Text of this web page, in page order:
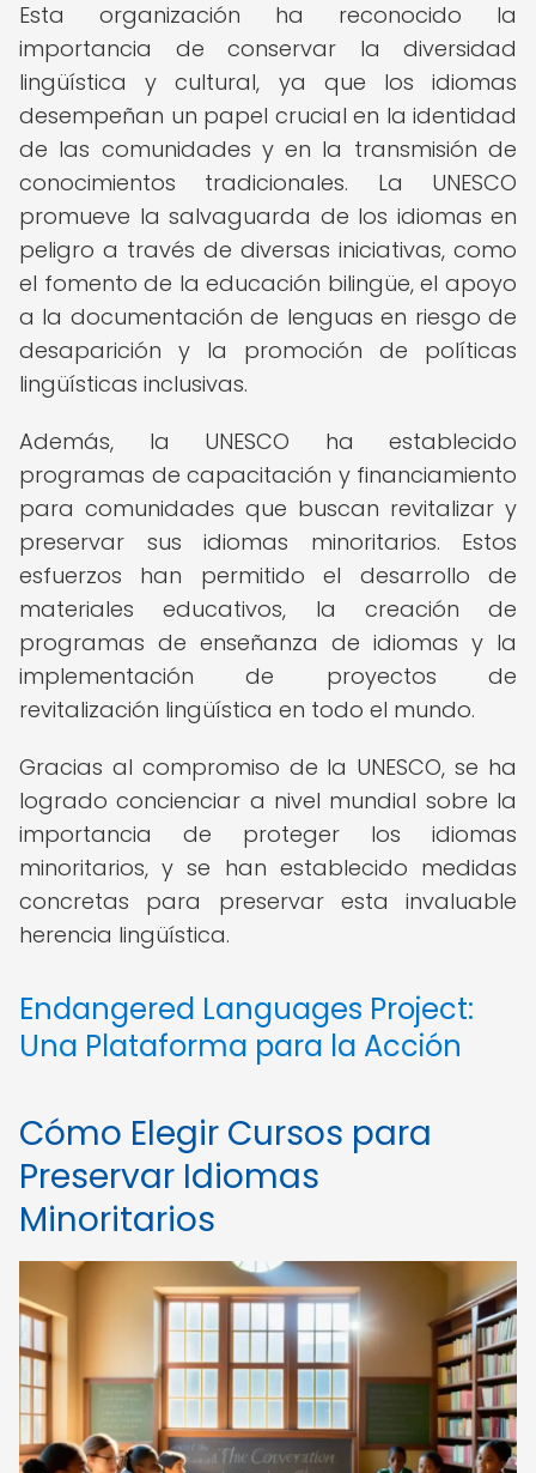
Esta organización ha reconocido la
importancia de conservar la diversidad
lingüística y cultural, ya que los idiomas
desempeñan un papel crucial en la identidad
de las comunidades y en la transmisión de
conocimientos tradicionales. La UNESCO
promueve la salvaguarda de los idiomas en
peligro a través de diversas iniciativas, como
el fomento de la educación bilingüe, el apoyo
a la documentación de lenguas en riesgo de
desaparición y la promoción de políticas
lingüísticas inclusivas.
Además, la UNESCO ha establecido
programas de capacitación y financiamiento
para comunidades que buscan revitalizar y
preservar sus idiomas minoritarios. Estos
esfuerzos han permitido el desarrollo de
materiales educativos, la creación de
programas de enseñanza de idiomas y la
implementación de proyectos de
revitalización lingüística en todo el mundo.
Gracias al compromiso de la UNESCO, se ha
logrado concienciar a nivel mundial sobre la
importancia de proteger los idiomas
minoritarios, y se han establecido medidas
concretas para preservar esta invaluable
herencia lingüística.
Endangered Languages Project:
Una Plataforma para la Acción
Cómo Elegir Cursos para
Preservar Idiomas
Minoritarios